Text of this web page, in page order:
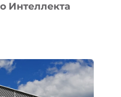
Интеллекта